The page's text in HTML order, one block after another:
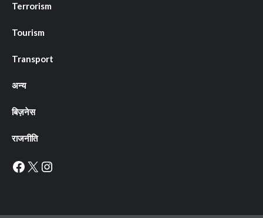
Terrorism
Tourism
Transport
अन्य
बिज़नेस
राजनीति
Facebook
X Instagram